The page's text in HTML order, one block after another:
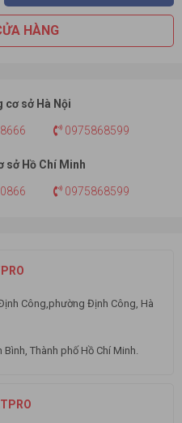
HÀNG
cơ sở Hà Nội
0975868599
sở Hồ Chí Minh
0975868599
Công,phường Định Công, Hà
Thành phố Hồ Chí Minh.